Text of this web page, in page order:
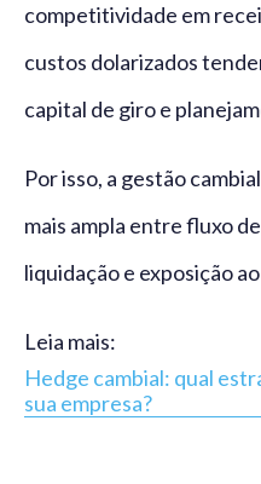
competitividade em
custos dolarizados
capital de giro e
Por isso, a gestão
mais ampla entre fluxo
liquidação e exposição
Leia mais:
Hedge cambial: qual
sua empresa?